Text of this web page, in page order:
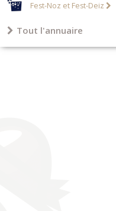
Fest-Noz et Fest-Deiz
Tout l'annuaire